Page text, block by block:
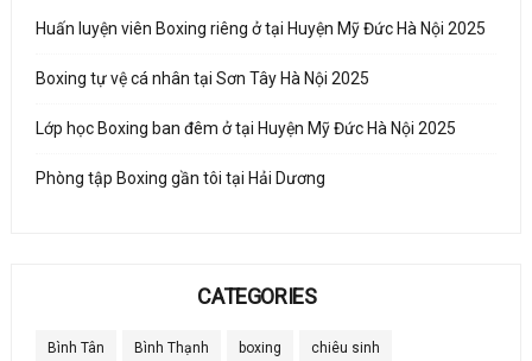
Huấn luyện viên Boxing riêng ở tại Huyện Mỹ Đức Hà Nội 2025
Boxing tự vệ cá nhân tại Sơn Tây Hà Nội 2025
Lớp học Boxing ban đêm ở tại Huyện Mỹ Đức Hà Nội 2025
Phòng tập Boxing gần tôi tại Hải Dương
CATEGORIES
Bình Tân Bình Thạnh boxing chiêu sinh